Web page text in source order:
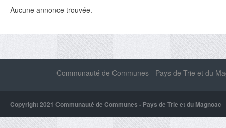
Aucune annonce trouvée.
Communauté de Communes - Pays de Trie et du
Copyright 2021 Communauté de Communes - Pays de Trie et du Magnoac